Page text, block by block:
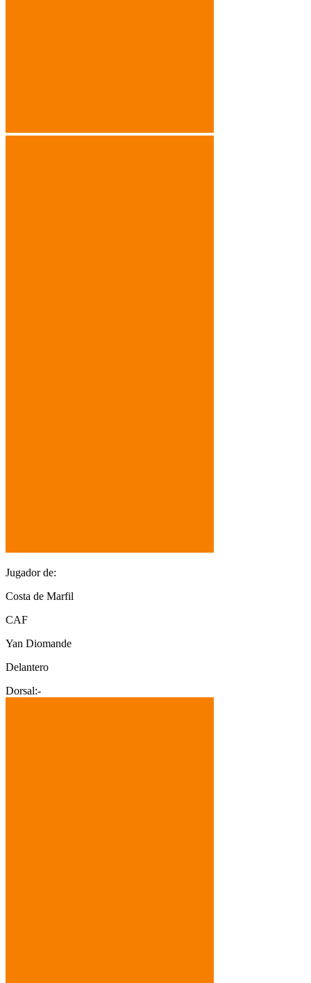
Jugador de:
Costa de Marfil
CAF
Yan Diomande
Delantero
Dorsal:-